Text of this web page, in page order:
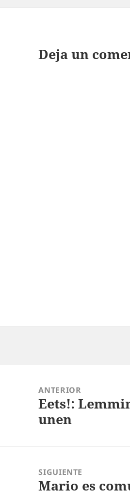
Deja un
entradas
ANTERIOR
Entrada
anterior:
Eets!:
unen
SIGUIENTE
Entrada
Mario es